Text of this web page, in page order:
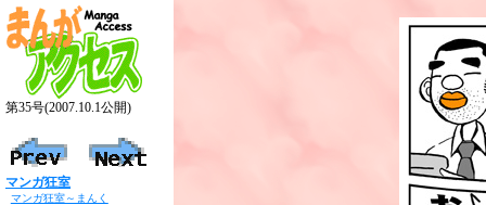
第35号(2007.10.1公開)
マンガ狂室
マンガ狂室～まんく